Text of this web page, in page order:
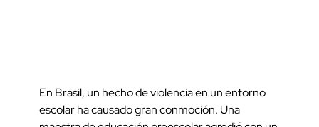
En Brasil, un hecho de violencia en un entorno
escolar ha causado gran conmoción. Una